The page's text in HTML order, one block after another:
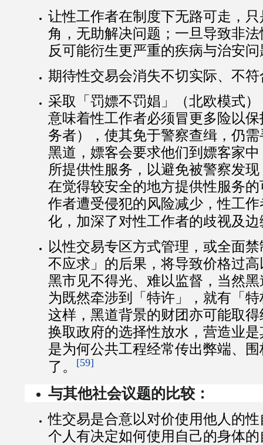
让性工作者在制度下无路可走，
角，无助解决问题；一旦导致非
反可能衍生更严重的疾病与治安问
期待性交易会消失不切实际、不
采取「罚嫖不罚娼」（北欧模式
意味着性工作者必须冒更多险以
务者），使其免于警察查缉，仍
黑道，嫖客会要求他们到嫖客家
所提供性服务，以避免被警察发
在觉得较安全的地方提供性服务
作者遭受侵犯的风险减少，性工
化，加深了对性工作者的歧视及边
以性交易专区方式管理，或全面
不应求」的后果，将导致价格过
黑市见不得光、难以监督，当然
为既然牵涉到「特许」，就有「
这样，黑道背景的财团亦可能取
换取政府的选择性放水，营造业
是为何公共工程经常传出弊端、
了。
[59]
与其他社会议题的比较：
性交易是合意以对价使用他人的
个人有决定如何使用自己的身体